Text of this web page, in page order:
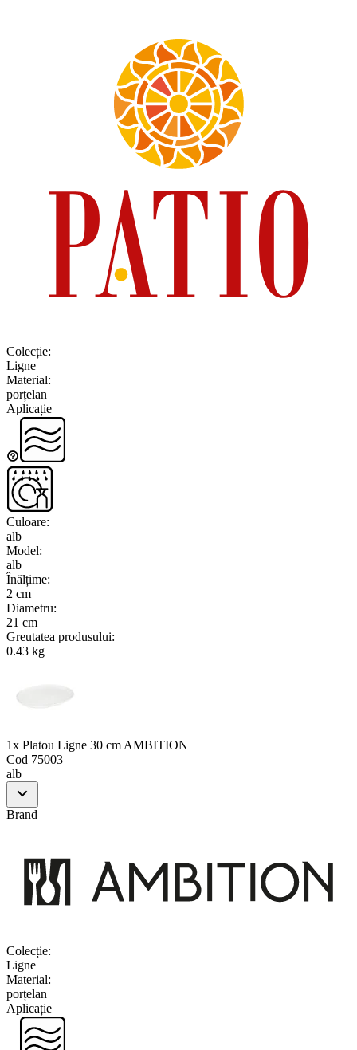
Colecție:
Ligne
Material:
porțelan
Aplicație
Culoare:
alb
Model:
alb
Înălțime:
2 cm
Diametru:
21 cm
Greutatea produsului:
0.43 kg
1x Platou Ligne 30 cm AMBITION
Cod 75003
alb
Brand
Colecție:
Ligne
Material:
porțelan
Aplicație